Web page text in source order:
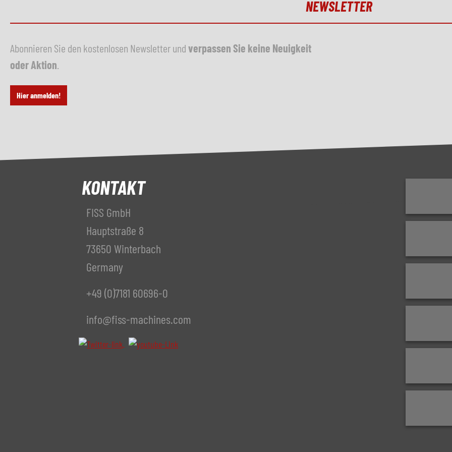
NEWSLETTER
Abonnieren Sie den kostenlosen Newsletter undverpassen Sie keine Neuigkeit
oder Aktion
Hier anmelden!
KONTAKT
FISS GmbH
Hauptstraße 8
73650 Winterbach
Germany
+49 (0)7181 60696-0
info@fiss-machines.com